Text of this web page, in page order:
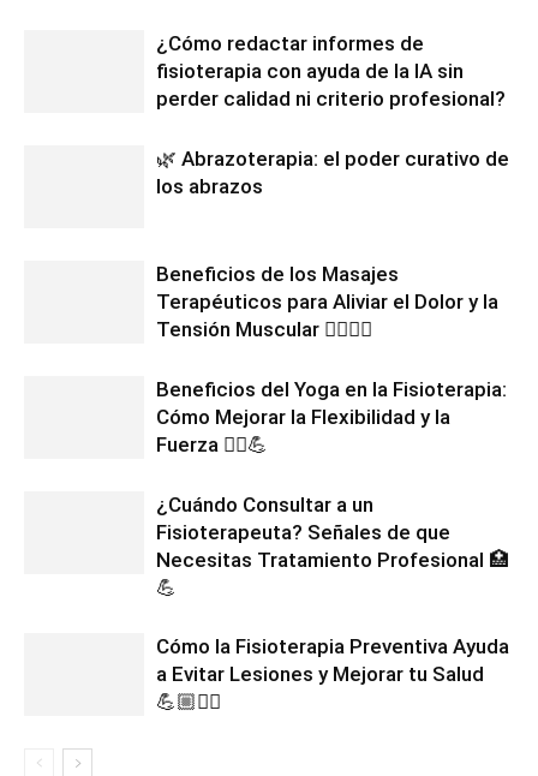
¿Cómo redactar informes de
fisioterapia con ayuda de la IA sin
perder calidad ni criterio profesional?
🌿 Abrazoterapia: el poder curativo de
los abrazos
Beneficios de los Masajes
Terapéuticos para Aliviar el Dolor y la
Tensión Muscular 💆‍♂️💆‍♀️
Beneficios del Yoga en la Fisioterapia:
Cómo Mejorar la Flexibilidad y la
Fuerza 🧘‍♀️💪
¿Cuándo Consultar a un
Fisioterapeuta? Señales de que
Necesitas Tratamiento Profesional 🏥
💪
Cómo la Fisioterapia Preventiva Ayuda
a Evitar Lesiones y Mejorar tu Salud
💪🏼🏃‍♀️